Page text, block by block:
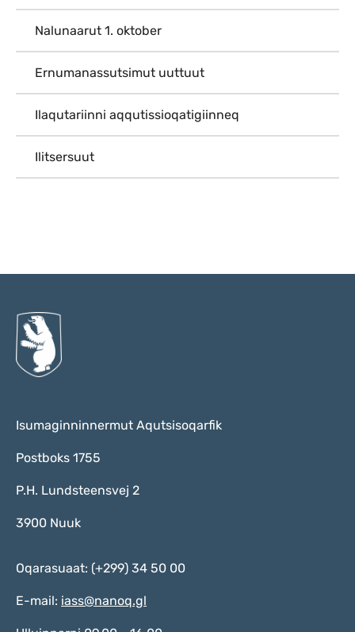
Nalunaarut 1. oktober
Ernumanassutsimut uuttuut
Ilaqutariinni aqqutissioqatigiinneq
Ilitsersuut
Isumaginninnermut Aqutsisoqarfik
Postboks 1755
P.H. Lundsteensvej 2
3900 Nuuk
Oqarasuaat: (+299) 34 50 00
E-mail: iass@nanoq.gl